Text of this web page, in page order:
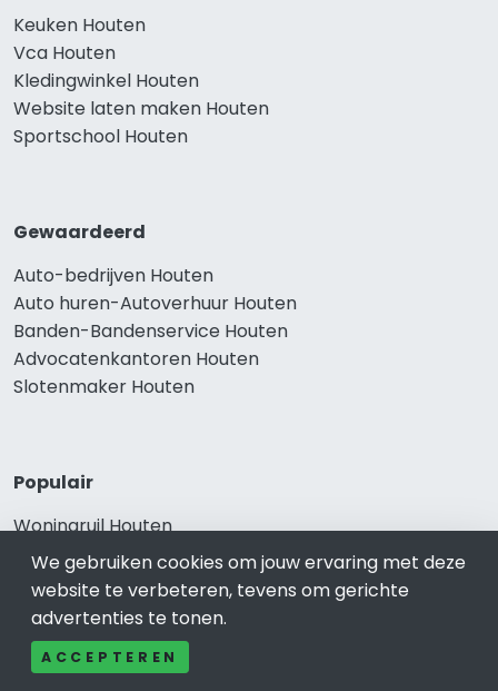
Keuken Houten
Vca Houten
Kledingwinkel Houten
Website laten maken Houten
Sportschool Houten
Gewaardeerd
Auto-bedrijven Houten
Auto huren-Autoverhuur Houten
Banden-Bandenservice Houten
Advocatenkantoren Houten
Slotenmaker Houten
Populair
Woningruil Houten
Prive Spa-Sauna Houten
Incassobureau Houten
Bedrijfsruimte Houten
Ongediertebestrijding Houten
We gebruiken cookies om jouw ervaring met deze
website te verbeteren, tevens om gerichte
advertenties te tonen.
ACCEPTEREN